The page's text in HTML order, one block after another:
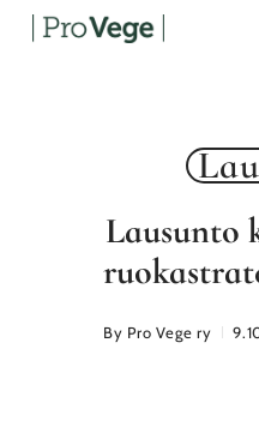
Skip
Lausunto
By Pro Vege ry